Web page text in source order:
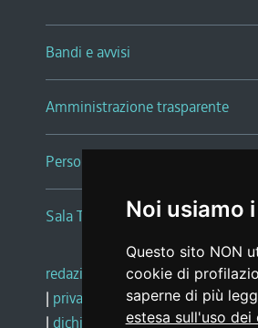
Noi usiamo
Questo sito NON
cookie di
saperne di più
estesa sull'uso dei
Bandi e avvisi
Amministrazione trasparente
Persone e Uffici
Sala Tiziano Tessitori
redazione web |note legali |
| privacy
social media policy
| dichiarazione di accessibilità |